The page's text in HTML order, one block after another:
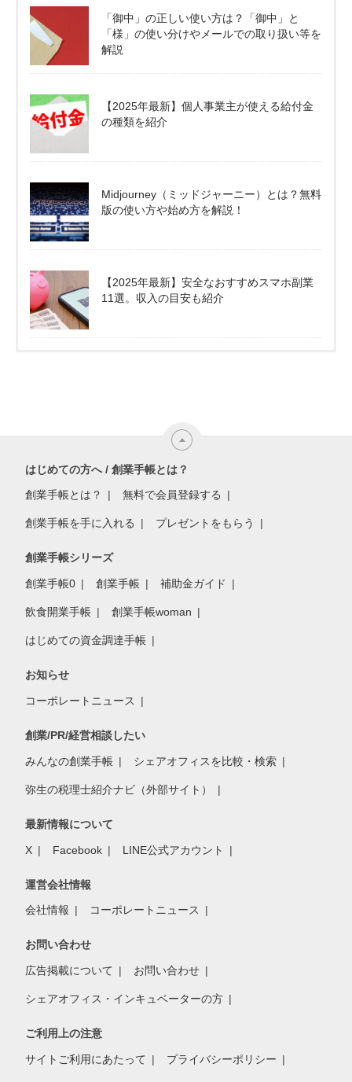
「御中」の正しい使い方は？「御中」と
「様」の使い分けやメールでの取り扱い等を
解説
【2025年最新】個人事業主が使える給付金
の種類を紹介
Midjourney（ミッドジャーニー）とは？無料
版の使い方や始め方を解説！
【2025年最新】安全なおすすめスマホ副業
11選。収入の目安も紹介
はじめての方へ / 創業手帳とは？
創業手帳とは？ 無料で会員登録する
創業手帳を手に入れる プレゼントをもらう
創業手帳シリーズ
創業手帳0 創業手帳 補助金ガイド
飲食開業手帳 創業手帳woman
はじめての資金調達手帳
お知らせ
コーポレートニュース
創業/PR/経営相談したい
みんなの創業手帳 シェアオフィスを比較・検索
弥生の税理士紹介ナビ（外部サイト）
最新情報について
X Facebook LINE公式アカウント
運営会社情報
会社情報 コーポレートニュース
お問い合わせ
広告掲載について お問い合わせ
シェアオフィス・インキュベーターの方
ご利用上の注意
サイトご利用にあたって プライバシーポリシー